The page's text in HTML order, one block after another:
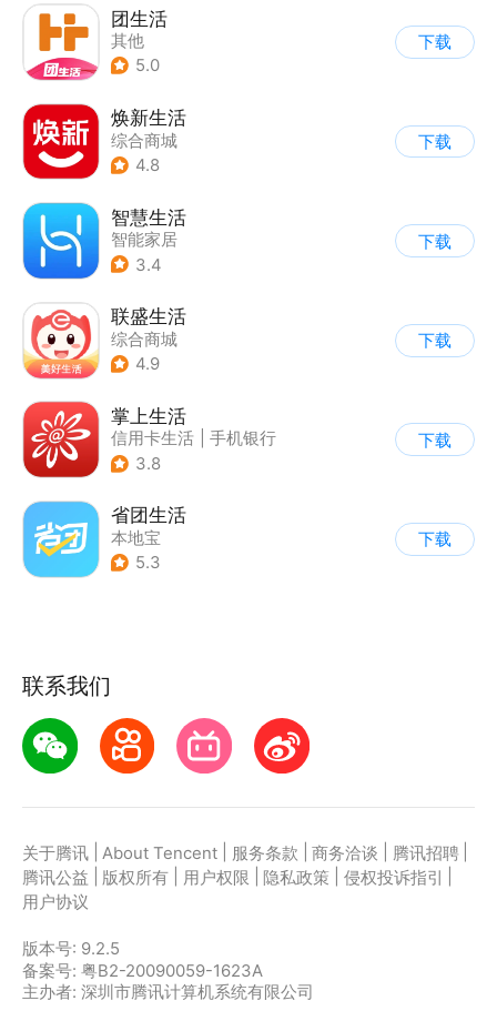
团生活
其他
5.0
下载
焕新生活
综合商城
4.8
下载
智慧生活
智能家居
3.4
下载
联盛生活
综合商城
4.9
下载
掌上生活
信用卡生活
手机银行
3.8
下载
省团生活
本地宝
5.3
下载
联系我们
关于腾讯 About Tencent 服务条款 商务洽谈 腾讯招聘
腾讯公益
版权所有 用户权限 隐私政策 侵权投诉指引
用户协议
版本号: 9.2.5
备案号: 粤B2-20090059-1623A
主办者: 深圳市腾讯计算机系统有限公司